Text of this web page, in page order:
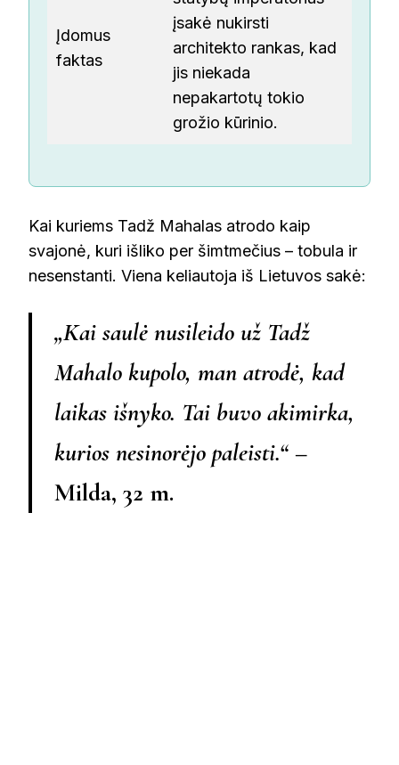
Įdomus
faktas
įsakė nukirsti
architekto rankas, kad
jis niekada
nepakartotų tokio
grožio kūrinio.
Kai kuriems Tadž Mahalas atrodo kaip
svajonė, kuri išliko per šimtmečius – tobula ir
nesenstanti. Viena keliautoja iš Lietuvos sakė:
„Kai saulė nusileido už Tadž
Mahalo kupolo, man atrodė, kad
laikas išnyko. Tai buvo akimirka,
kurios nesinorėjo paleisti.“ –
Milda, 32 m.